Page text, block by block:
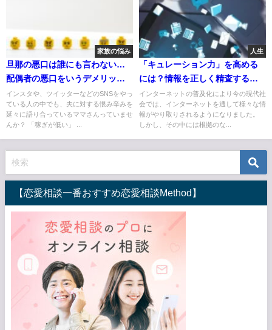
家族の悩み
旦那の悪口は誰にも言わない…
配偶者の悪口をいうデメリット
を考える
インスタや、ツイッターなどのSNSをやっ
ている人の中でも、夫に対する恨み辛みを
延々に語り合っているママさんっていませ
んか？ 「稼ぎが低い」 ...
人生
「キュレーション力」を高める
には？情報を正しく精査するた
めの方法
インターネットの普及化により今の現代社
会では、インターネットを通して様々な情
報がやり取りされるようになりました。
しかし、その中には根拠のな...
【恋愛相談一番おすすめ恋愛相談Method】